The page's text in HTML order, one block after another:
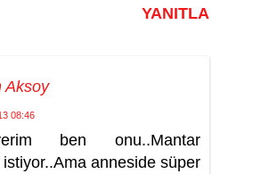
YANITLA
Aksoy
08:46
ben onu..Mantar
istiyor..Ama anneside süper